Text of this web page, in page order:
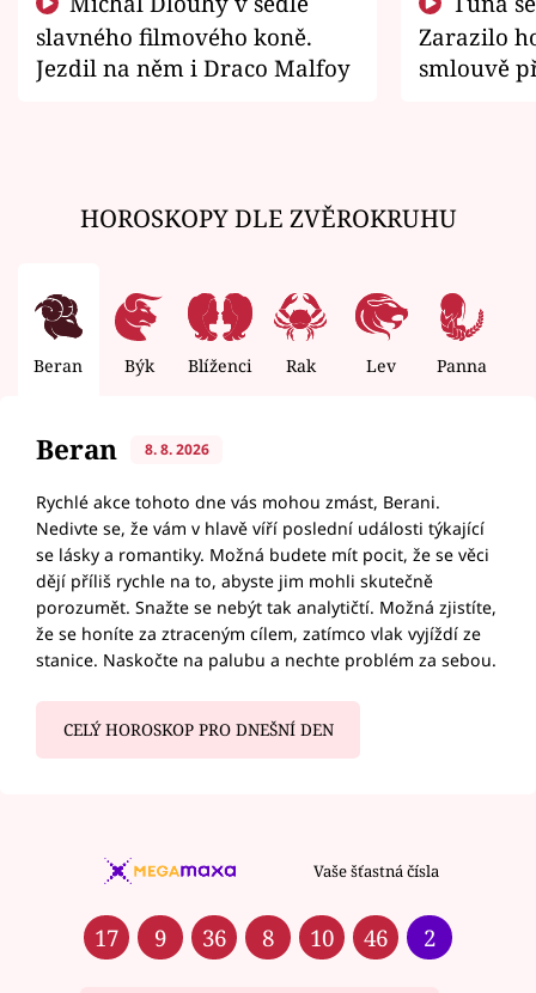
slavného filmového koně.
Jezdil na něm i Draco Malfoy
Zarazilo
smlouvě
HOROSKOPY DLE ZVĚROKRUHU
Beran Býk Blíženci Rak Lev Panna
Beran 8. 8. 2026
Rychlé akce tohoto dne vás mohou zmást, Berani.
Nedivte se, že vám v hlavě víří poslední události týkající
se lásky a romantiky. Možná budete mít pocit, že se věci
dějí příliš rychle na to, abyste jim mohli skutečně
porozumět. Snažte se nebýt tak analytičtí. Možná zjistíte,
že se honíte za ztraceným cílem, zatímco vlak vyjíždí ze
stanice. Naskočte na palubu a nechte problém za sebou.
CELÝ HOROSKOP PRO DNEŠNÍ DEN
Vaše šťastná čísla
17 9 36 8 10 46 2